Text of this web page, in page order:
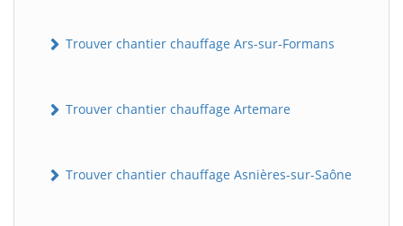
Trouver chantier chauffage Ars-sur-Formans
Trouver chantier chauffage Artemare
Trouver chantier chauffage Asnières-sur-Saône